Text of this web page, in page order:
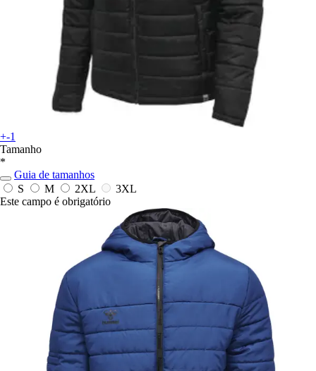
+-1
Tamanho
*
Guia de tamanhos
S
M 2XL
3XL
Este campo é obrigatório